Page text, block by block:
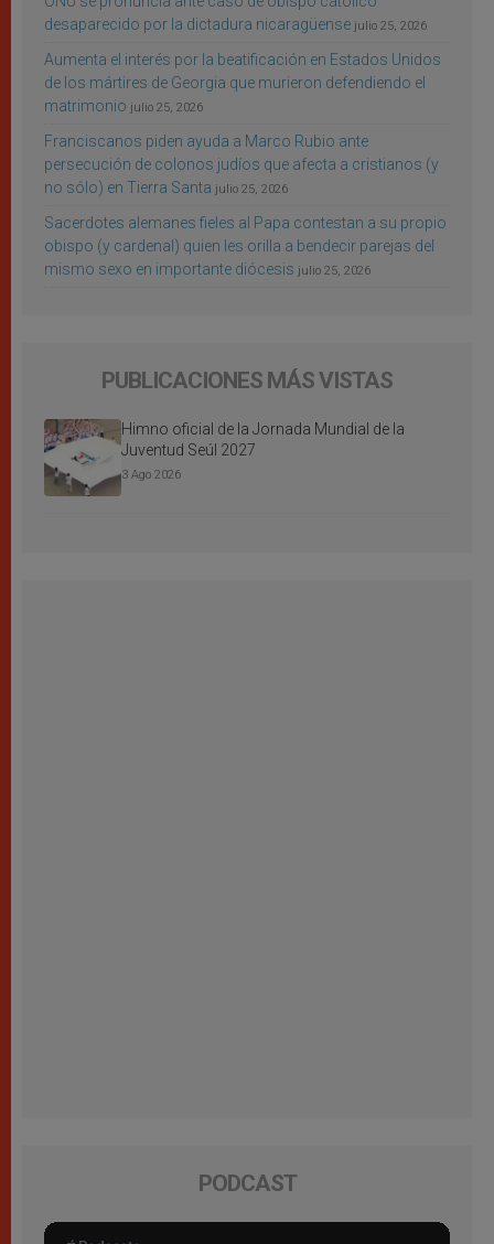
desaparecido por la dictadura nicaragüense julio 25, 2026
Aumenta el interés por la beatificación en Estados Unidos
de los mártires de Georgia que murieron defendiendo el
matrimonio julio 25, 2026
Franciscanos piden ayuda a Marco Rubio ante
persecución de colonos judíos que afecta a cristianos (y
no sólo) en Tierra Santa julio 25, 2026
Sacerdotes alemanes fieles al Papa contestan a su propio
obispo (y cardenal) quien les orilla a bendecir parejas del
mismo sexo en importante diócesis julio 25, 2026
PUBLICACIONES MÁS VISTAS
Himno oficial de la Jornada Mundial de la
Juventud Seúl 2027
3 Ago 2026
PODCAST